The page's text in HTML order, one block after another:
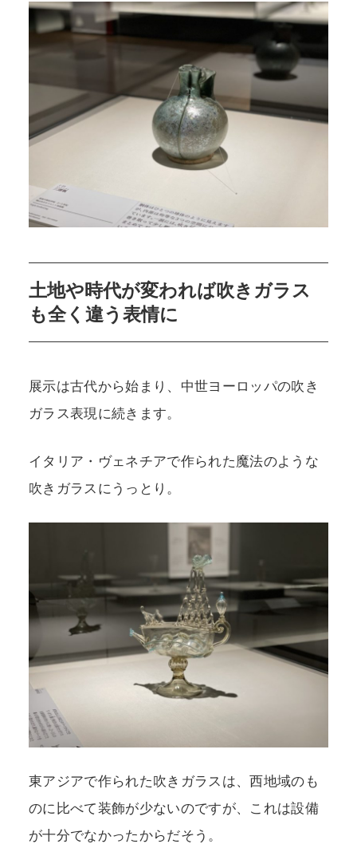
土地や時代が変われば吹きガラス
も全く違う表情に
展示は古代から始まり、中世ヨーロッパの吹き
ガラス表現に続きます。
イタリア・ヴェネチアで作られた魔法のような
吹きガラスにうっとり。
東アジアで作られた吹きガラスは、西地域のも
のに比べて装飾が少ないのですが、これは設備
が十分でなかったからだそう。